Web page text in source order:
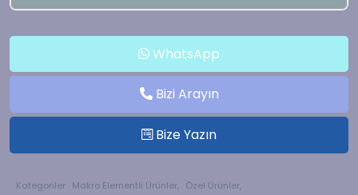
WhatsApp
Bizi Arayın
Bize Yazın
Kategoriler Makro Elementli Ürünler, Özel Ürünler,